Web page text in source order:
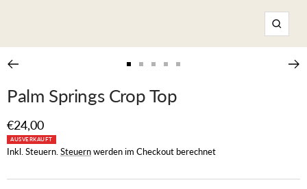
Zoom
1
Slide
2
Slide
3
4 5
Palm Springs Crop Top
Angebotspreis
€24,00
AUSVERKAUFT
Inkl. Steuern.Steuernwerden im Checkout berechnet